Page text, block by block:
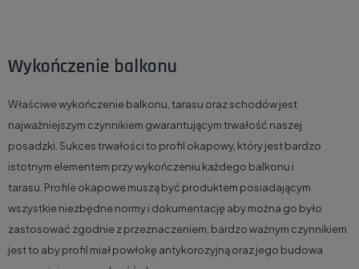
Wykończenie balkonu
Właściwe wykończenie balkonu, tarasu oraz schodów jest
najważniejszym czynnikiem gwarantującym trwałość naszej
posadzki. Sukces trwałości to profil okapowy, który jest bardzo
istotnym elementem przy wykończeniu każdego balkonu i
tarasu. Profile okapowe muszą być produktem posiadającym
wszystkie niezbędne normy i dokumentację aby można go było
zastosować zgodnie z przeznaczeniem, bardzo ważnym czynnikiem
jest to aby profil miał powłokę antykorozyjną oraz jego budowa